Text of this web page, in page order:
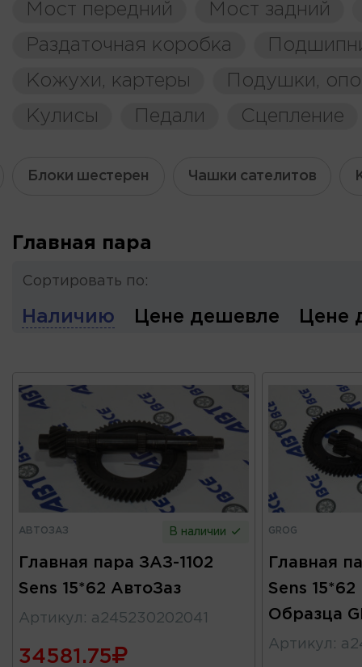
Мост передний
Мост задний
Раздаточная коробка
Кожухи, картеры
Подушки,
Кулисы
Педали Сцепление
Блоки шестерен Чашки сателитов
Главная пара
Сортировать по:
Наличию Цене дешевле Цене
АВТОЗАЗ В наличии
Главная пара ЗАЗ-1102
Sens 15*62 АвтоЗаз
Артикул : а245230202041
34581.75
GROG
Главная
Sens
Образца
Артикул :